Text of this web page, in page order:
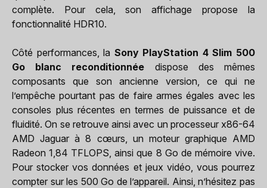
complète. Pour cela, son affichage propose la
fonctionnalité HDR10.
Côté performances, la Sony PlayStation 4 Slim 500
Go blanc reconditionnée dispose des mêmes
composants que son ancienne version, ce qui ne
l’empêche pourtant pas de faire armes égales avec les
consoles plus récentes en termes de puissance et de
fluidité. On se retrouve ainsi avec un processeur x86-64
AMD Jaguar à 8 cœurs, un moteur graphique AMD
Radeon 1,84 TFLOPS, ainsi que 8 Go de mémoire vive.
Pour stocker vos données et jeux vidéo, vous pourrez
compter sur les 500 Go de l’appareil. Ainsi, n’hésitez pas